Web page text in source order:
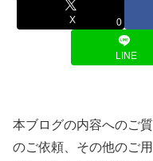
X 0
LINE
本ブログの内容へのご
のご依頼、その他のご